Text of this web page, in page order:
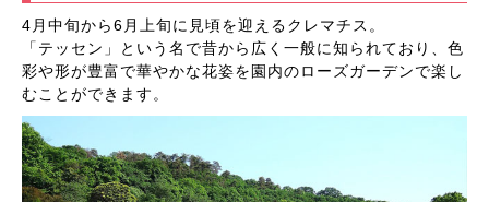
4月中旬から6月上旬に見頃を迎えるクレマチス。
「テッセン」という名で昔から広く一般に知られており、色
彩や形が豊富で華やかな花姿を園内のローズガーデンで楽し
むことができます。